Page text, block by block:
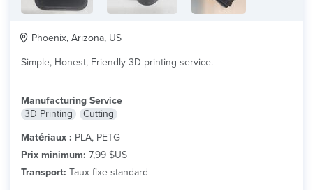
Phoenix, Arizona, US
Simple, Honest, Friendly 3D printing service.
Manufacturing Service
3D Printing
Cutting
Matériaux : PLA, PETG
Prix minimum: 7,99 $US
Transport: Taux fixe standard